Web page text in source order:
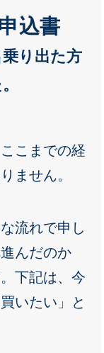
込書
り出た方
こまでの経
ません。
流れで申し
んだのか
下記は、今
いたい」と